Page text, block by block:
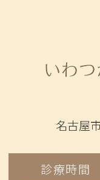
名古屋
診療時間